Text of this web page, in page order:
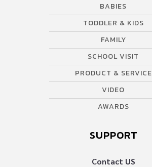
BABIES
TODDLER & KIDS
FAMILY
SCHOOL VISIT
PRODUCT & SERVICE
VIDEO
AWARDS
SUPPORT
Contact US